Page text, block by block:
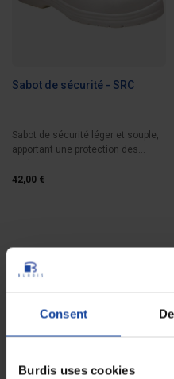
Consent
Burdis uses cookies
Sabot de sécurité - SRC
Sabot de sécurité léger et souple,
apportant une protection des
pieds,...
42,00 €
Transactions 100%